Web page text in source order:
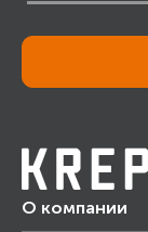
О компании